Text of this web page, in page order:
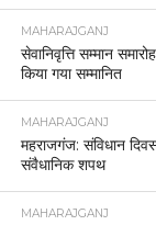
MAHARAJGANJ
सेवानिवृत्ति सम्मान
किया गया सम्मानित
MAHARAJGANJ
महराजगंज: संविधान
संवैधानिक शपथ
MAHARAJGANJ